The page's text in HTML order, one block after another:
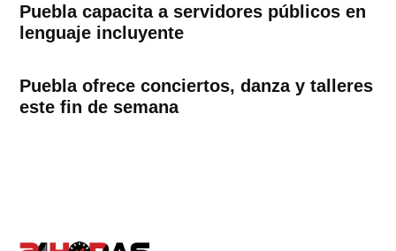
Puebla capacita a servidores públicos en
lenguaje incluyente
Puebla ofrece conciertos, danza y talleres
este fin de semana